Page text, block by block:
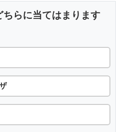
ちらに当てはまります